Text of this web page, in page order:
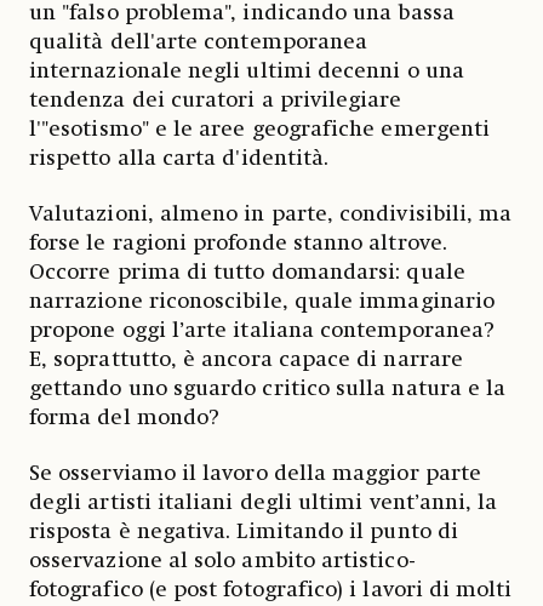
un "falso problema", indicando una bassa
qualità dell'arte contemporanea
internazionale negli ultimi decenni o una
tendenza dei curatori a privilegiare
l'"esotismo" e le aree geografiche emergenti
rispetto alla carta d'identità.
Valutazioni, almeno in parte, condivisibili, ma
forse le ragioni profonde stanno altrove.
Occorre prima di tutto domandarsi: quale
narrazione riconoscibile, quale immaginario
propone oggi l’arte italiana contemporanea?
E, soprattutto, è ancora capace di narrare
gettando uno sguardo critico sulla natura e la
forma del mondo?
Se osserviamo il lavoro della maggior parte
degli artisti italiani degli ultimi vent’anni, la
risposta è negativa. Limitando il punto di
osservazione al solo ambito artistico-
fotografico (e post fotografico) i lavori di molti